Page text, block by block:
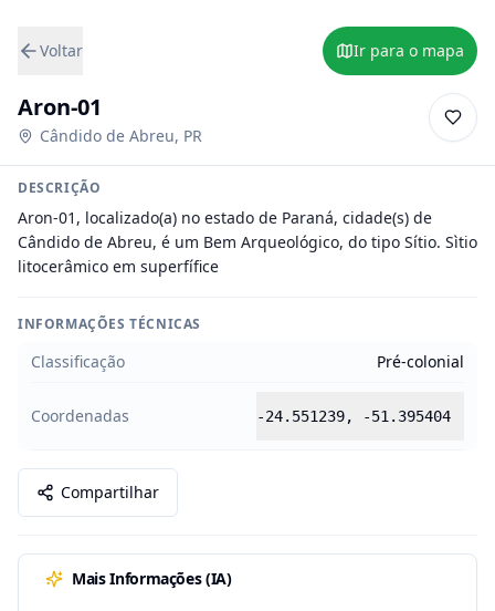
Voltar Ir para o mapa
Aron-01
Cândido de Abreu, PR
DESCRIÇÃO
Aron-01, localizado(a) no estado de Paraná, cidade(s) de
Cândido de Abreu, é um Bem Arqueológico, do tipo Sítio. Sìtio
litocerâmico em superfífice
INFORMAÇÕES TÉCNICAS
Classificação Pré-colonial
Coordenadas -24.551239, -51.395404
Compartilhar
Mais Informações (IA)